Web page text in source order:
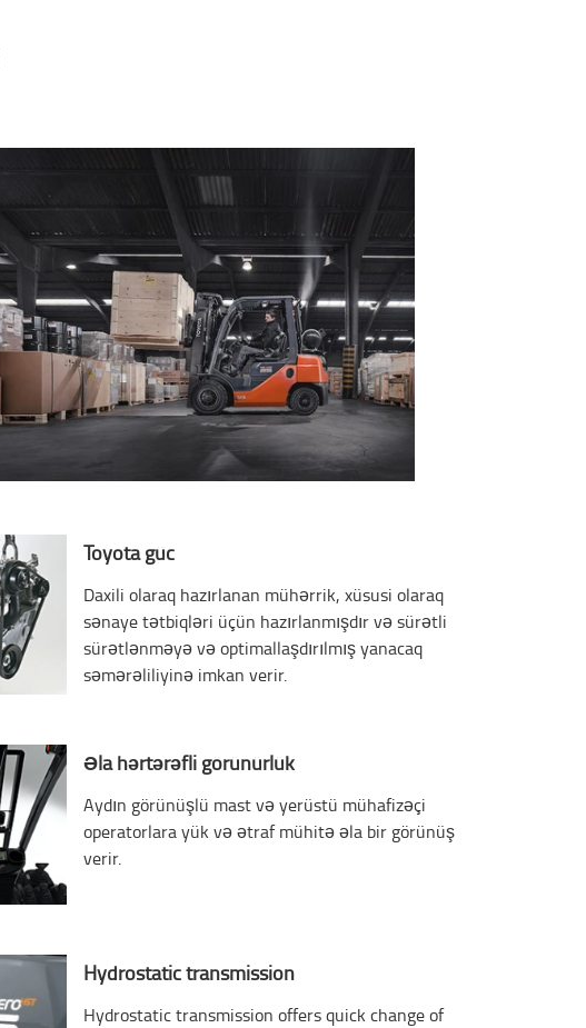
Toyota güc
Daxili olaraq hazırlanan mühərrik, xüsusi olaraq
sənaye tətbiqləri üçün hazırlanmışdır və sürətli
sürətlənməyə və optimallaşdırılmış yanacaq
səmərəliliyinə imkan verir.
Əla hərtərəfli görünürlük
Aydın görünüşlü mast və yerüstü mühafizəçi
operatorlara yük və ətraf mühitə əla bir görünüş
verir.
Hydrostatic transmission
Hydrostatic transmission offers quick change of